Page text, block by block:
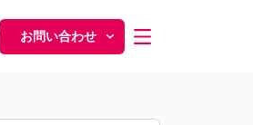
お問い合わせ